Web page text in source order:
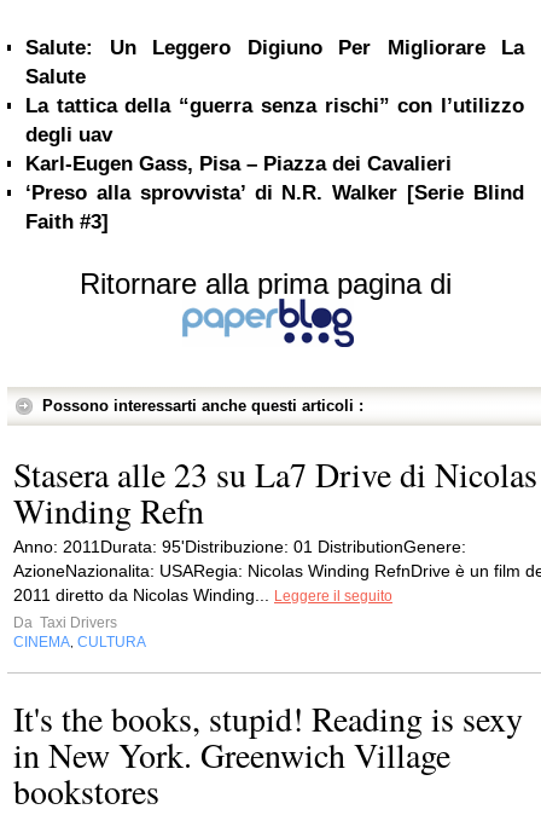
Salute: Un Leggero Digiuno Per Migliorare La
Salute
La tattica della “guerra senza rischi” con l’utilizzo
degli uav
Karl-Eugen Gass, Pisa – Piazza dei Cavalieri
‘Preso alla sprovvista’ di N.R. Walker [Serie Blind
Faith #3]
Ritornare alla prima pagina di
Possono interessarti anche questi articoli :
Stasera alle 23 su La7 Drive di Nicolas
Winding Refn
Anno: 2011Durata: 95'Distribuzione: 01 DistributionGenere:
AzioneNazionalita: USARegia: Nicolas Winding RefnDrive è un film
2011 diretto da Nicolas Winding...
Leggere il seguito
Da Taxi Drivers
CINEMA CULTURA
It's the books, stupid! Reading is sexy
in New York. Greenwich Village
bookstores